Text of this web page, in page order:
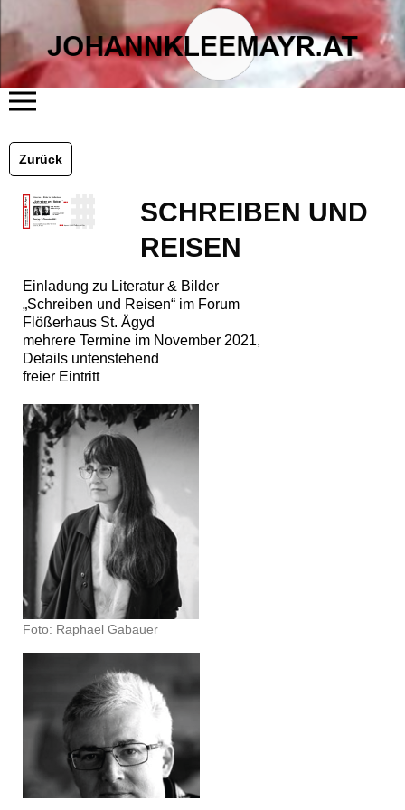
TERMINE
BLOG
KONTAKT
Zurück
SCHREIBEN UND
REISEN
Einladung zu Literatur & Bilder
„Schreiben und Reisen“ im Forum
Flößerhaus St. Ägyd
mehrere Termine im November 2021,
Details untenstehend
freier Eintritt
Foto: Raphael Gabauer